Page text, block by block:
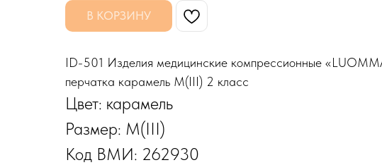
В КОРЗИНУ
ID-501 Изделия медицинские компрессионные
перчатка карамель M(III) 2 класс
Цвет: карамель
Размер: M(III)
Код ВМИ: 262930